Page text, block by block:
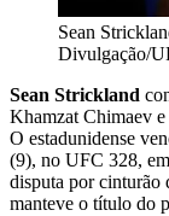
Sean
Divulgação/
Sean Strickland
Khamzat Chimaev
O estadunidense
(9), no UFC 328,
disputa por cinturão
manteve o título do